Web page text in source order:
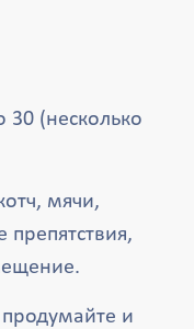
30 (несколько
мячи,
препятствия,
и